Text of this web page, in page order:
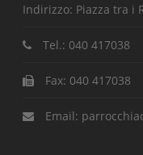
Indirizzo: Piazza tra i
Tel.: 040 417038
Fax: 040 417038
Email: